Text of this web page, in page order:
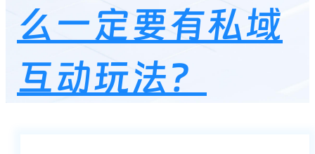
么一定要有私域
互动玩法？